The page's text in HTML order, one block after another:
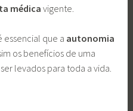
médicavigente.
essencial que a autonomia
os benefícios de uma
levados para toda a vida.